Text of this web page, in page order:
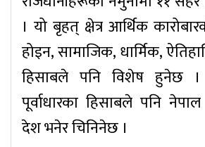
। यो बृहत् क्षेत्र आर्थिक
होइन, सामाजिक, धार्मिक,
हिसाबले पनि विशेष हुनेछ
पूर्वाधारका हिसाबले पनि
देश भनेर चिनिनेछ ।